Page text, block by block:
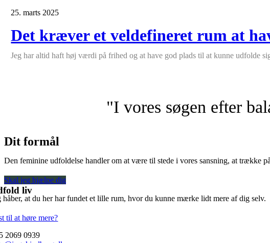
25. marts 2025
Det kræver et veldefineret rum at
Jeg har altid haft høj værdi på frihed og at have god plads til at kunne udfolde
"I vores søgen efter
Dit formål
Den feminine udfoldelse handler om at være til stede i vores sansning, at trække
Skal jeg hjælpe dig
liv
håber, at du her har fundet et lille rum, hvor du kunne mærke lidt mere af dig selv.
til at høre mere?
2069 0939